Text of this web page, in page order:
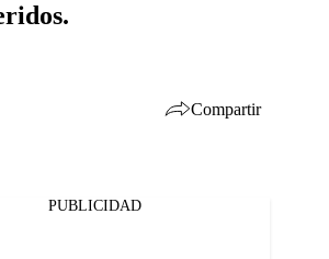
Compartir
PUBLICIDAD